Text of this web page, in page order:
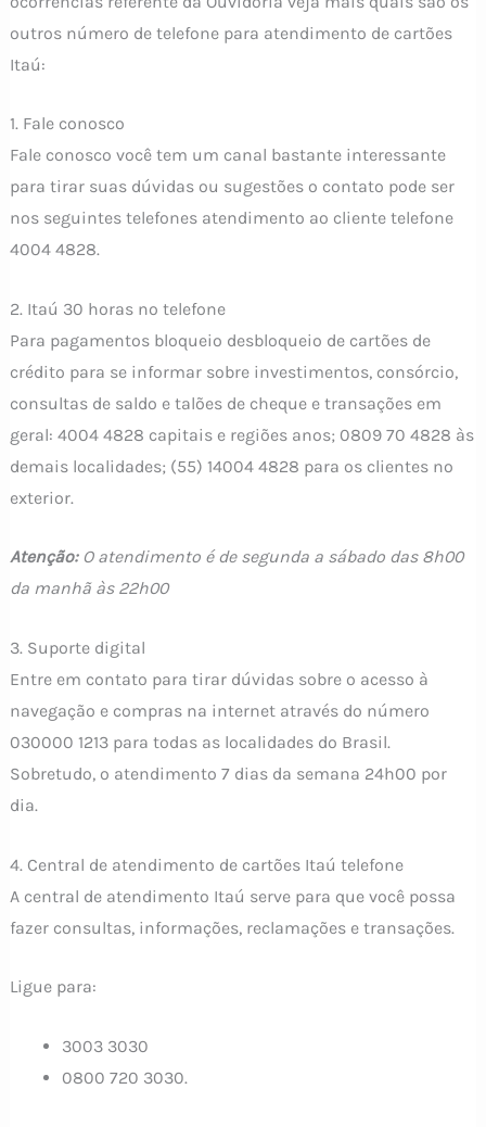
outros número de telefone para atendimento de cartões
Itaú:
1. Fale conosco
Fale conosco você tem um canal bastante interessante
para tirar suas dúvidas ou sugestões o contato pode ser
nos seguintes telefones atendimento ao cliente telefone
4004 4828.
2. Itaú 30 horas no telefone
Para pagamentos bloqueio desbloqueio de cartões de
crédito para se informar sobre investimentos, consórcio,
consultas de saldo e talões de cheque e transações em
geral: 4004 4828 capitais e regiões anos; 0809 70 4828 às
demais localidades; (55) 14004 4828 para os clientes no
exterior.
Atenção:O atendimento é de segunda a sábado das 8h00
da manhã às 22h00
3. Suporte digital
Entre em contato para tirar dúvidas sobre o acesso à
navegação e compras na internet através do número
030000 1213 para todas as localidades do Brasil.
Sobretudo, o atendimento 7 dias da semana 24h00 por
dia.
4. Central de atendimento de cartões Itaú telefone
A central de atendimento Itaú serve para que você possa
fazer consultas, informações, reclamações e transações.
Ligue para:
3003 3030
0800 720 3030.